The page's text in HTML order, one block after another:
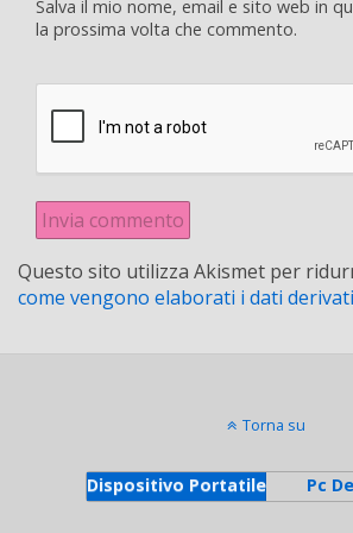
Salva il mio nome, email e sito web in
la prossima volta che commento.
Questo sito utilizza Akismet per
come vengono elaborati i dati
Torna su
Dispositivo Portatile Pc